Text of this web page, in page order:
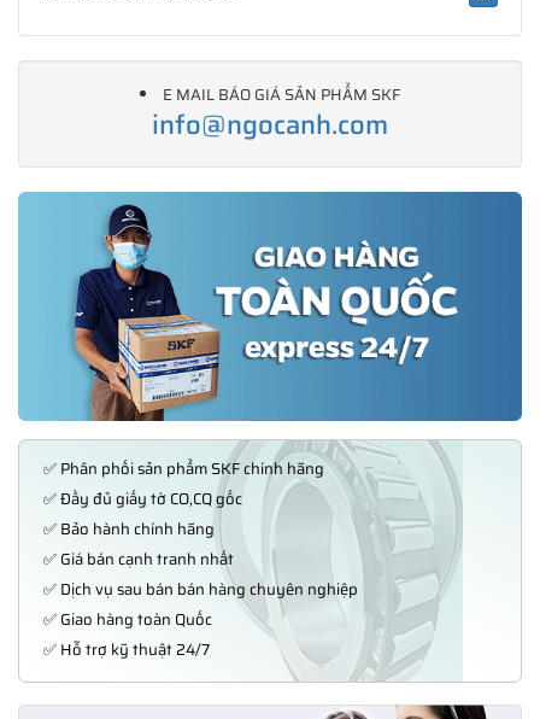
E MAIL BÁO GIÁ SẢN PHẨM SKF
info@ngocanh.com
✅ Phân phối sản phẩm SKF chính hãng
✅ Đầy đủ giấy tờ CO,CQ gốc
✅ Bảo hành chính hãng
✅ Giá bán cạnh tranh nhất
✅ Dịch vụ sau bán bán hàng chuyên nghiệp
✅ Giao hàng toàn Quốc
✅ Hỗ trợ kỹ thuật 24/7